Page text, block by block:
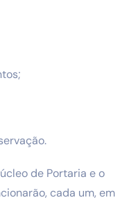
de Portaria e o
cada um, em